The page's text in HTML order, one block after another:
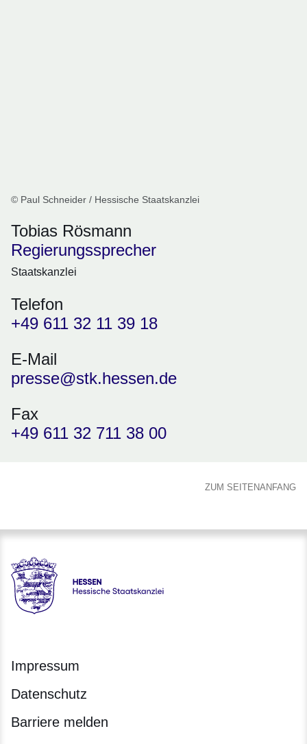
© Paul Schneider / Hessische Staatskanzlei
Tobias Rösmann
Regierungssprecher
Staatskanzlei
Telefon
+49 611 32 11 39 18
E-Mail
presse@stk.hessen.de
Fax
+49 611 32 711 38 00
ZUM SEITENANFANG
Hessen - Hessische Staatskanzlei
Impressum
Datenschutz
Barriere melden